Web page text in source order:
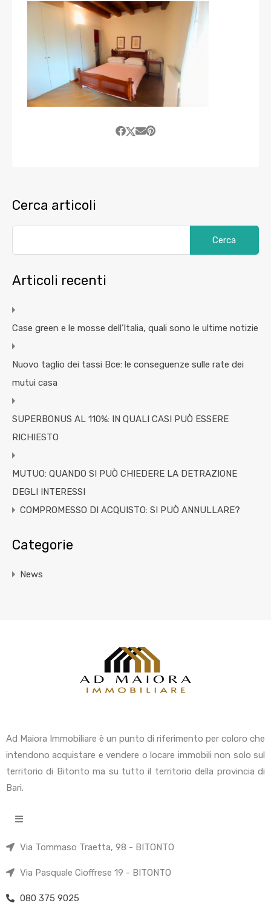
Cerca articoli
Articoli recenti
Case green e le mosse dell’Italia, quali sono le ultime notizie
Nuovo taglio dei tassi Bce: le conseguenze sulle rate dei
mutui casa
SUPERBONUS AL 110%: IN QUALI CASI PUÒ ESSERE
RICHIESTO
MUTUO: QUANDO SI PUÒ CHIEDERE LA DETRAZIONE
DEGLI INTERESSI
COMPROMESSO DI ACQUISTO: SI PUÒ ANNULLARE?
Categorie
News
Ad Maiora Immobiliare è un punto di riferimento per coloro che
intendono acquistare e vendere o locare immobili non solo sul
territorio di Bitonto ma su tutto il territorio della provincia di
Bari.
Via Tommaso Traetta, 98 - BITONTO
Via Pasquale Cioffrese 19 - BITONTO
080 375 9025